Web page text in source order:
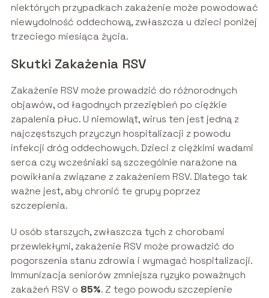
niektórych przypadkach zakażenie może powodować
niewydolność oddechową, zwłaszcza u dzieci poniżej
trzeciego miesiąca życia.
Skutki Zakażenia RSV
Zakażenie RSV może prowadzić do różnorodnych
objawów, od łagodnych przeziębień po ciężkie
zapalenia płuc. U niemowląt, wirus ten jest jedną z
najczęstszych przyczyn hospitalizacji z powodu
infekcji dróg oddechowych. Dzieci z ciężkimi wadami
serca czy wcześniaki są szczególnie narażone na
powikłania związane z zakażeniem RSV. Dlatego tak
ważne jest, aby chronić te grupy poprzez
szczepienia.
U osób starszych, zwłaszcza tych z chorobami
przewlekłymi, zakażenie RSV może prowadzić do
pogorszenia stanu zdrowia i wymagać hospitalizacji.
Immunizacja seniorów zmniejsza ryzyko poważnych
zakażeń RSV o 85%. Z tego powodu szczepienie